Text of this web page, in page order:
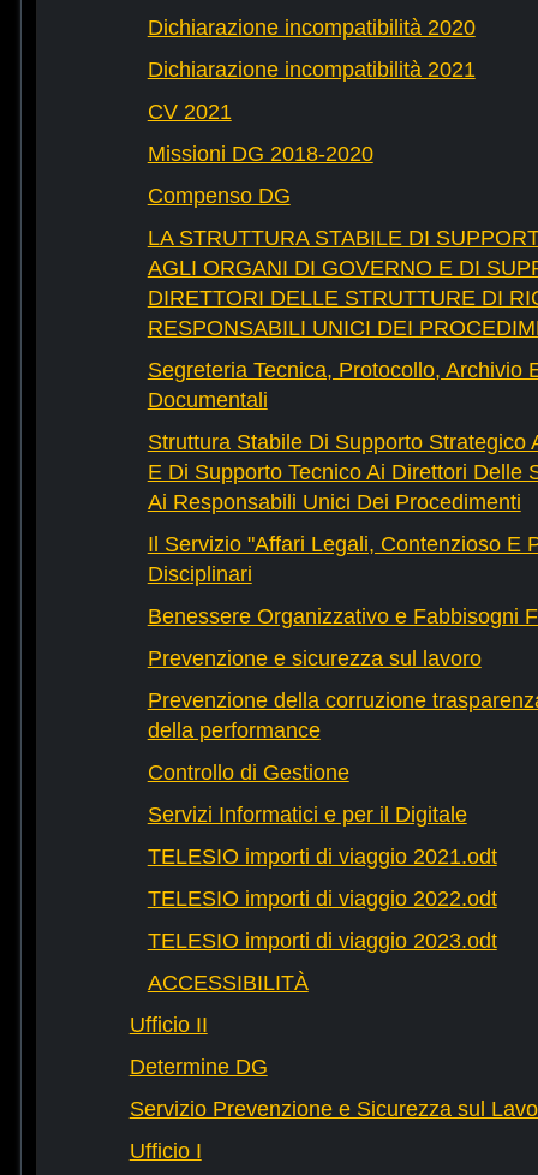
Dichiarazione incompatibilità 2020
Dichiarazione incompatibilità 2021
CV 2021
Missioni DG 2018-2020
Compenso DG
LA STRUTTURA STABILE DI
AGLI ORGANI DI GOVERNO E DI
DIRETTORI DELLE STRUTTURE DI
RESPONSABILI UNICI DEI
Segreteria Tecnica, Protocollo, Archivio
Documentali
Struttura Stabile Di Supporto Strategico
E Di Supporto Tecnico Ai Direttori Delle
Ai Responsabili Unici Dei Procedimenti
Il Servizio "Affari Legali, Contenzioso E
Disciplinari
Benessere Organizzativo e Fabbisogni
Prevenzione e sicurezza sul lavoro
Prevenzione della corruzione
della performance
Controllo di Gestione
Servizi Informatici e per il Digitale
TELESIO importi di viaggio 2021.odt
TELESIO importi di viaggio 2022.odt
TELESIO importi di viaggio 2023.odt
ACCESSIBILITÀ
Ufficio II
Determine DG
Servizio Prevenzione e Sicurezza sul
Ufficio I